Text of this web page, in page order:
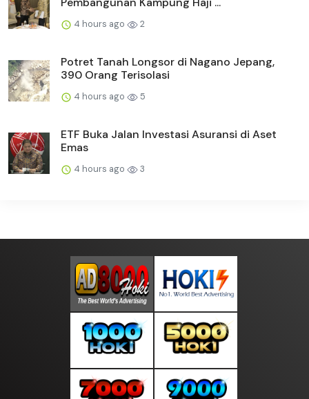
4 hours ago 2
Potret Tanah Longsor di Nagano Jepang,
390 Orang Terisolasi
4 hours ago 5
ETF Buka Jalan Investasi Asuransi di Aset
Emas
4 hours ago 3